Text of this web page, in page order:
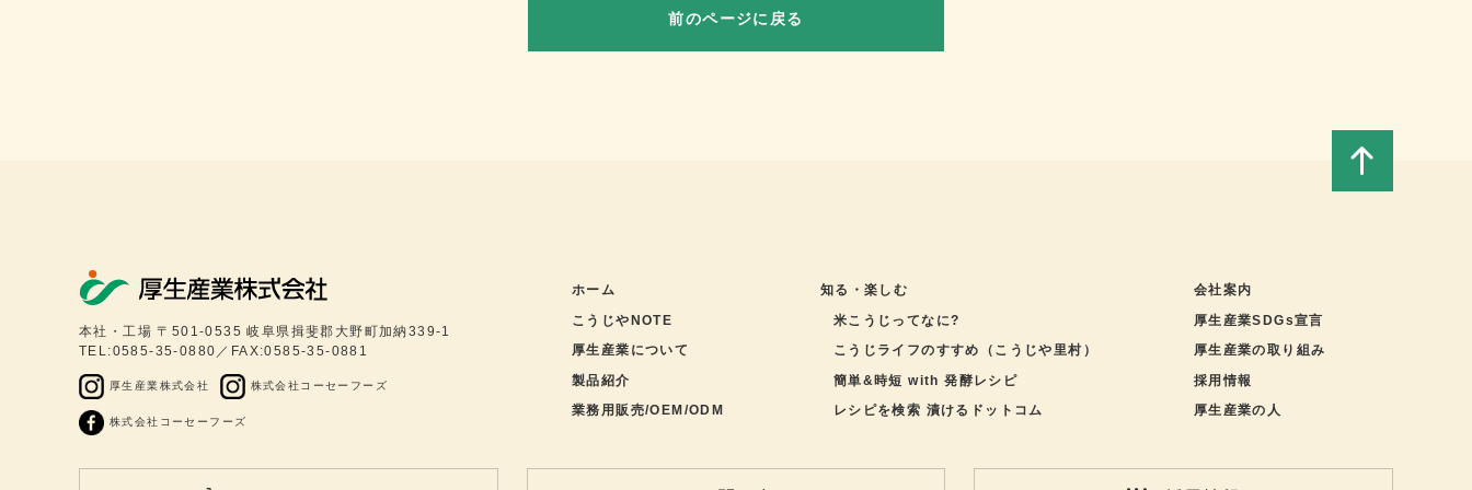
前のページに戻る
本社・工場 〒501-0535 岐阜県揖斐郡大野町加納339-1
TEL:0585-35-0880／FAX:0585-35-0881
厚生産業株式会社 株式会社コーセーフーズ
株式会社コーセーフーズ
ホーム
こうじやNOTE
厚生産業について
製品紹介
業務用販売/OEM/ODM
知る・楽しむ
米こうじってなに?
こうじライフのすすめ（こうじや里村）
簡単&時短 with 発酵レシピ
レシピを検索 漬けるドットコム
会社案内
厚生産業SDGs宣言
厚生産業の取り組み
採用情報
厚生産業の人